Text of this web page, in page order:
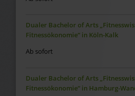
Dualer Bachelor of Arts
Fitnessökonomie“ in Köln-Kalk
Ab sofort
Dualer Bachelor of Arts
Fitnessökonomie“ in Hamburg-